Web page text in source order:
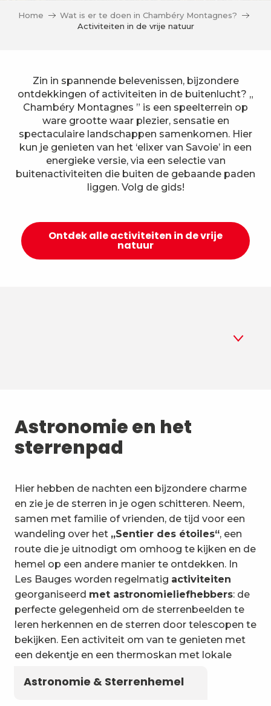
Home
Wat is er te doen in Chambéry Montagnes?
Activiteiten in de vrije natuur
Zin in spannende belevenissen, bijzondere
ontdekkingen of activiteiten in de buitenlucht? „
Chambéry Montagnes ” is een speelterrein op
ware grootte waar plezier, sensatie en
spectaculaire landschappen samenkomen. Hier
kun je genieten van het ‘elixer van Savoie’ in een
energieke versie, via een selectie van
buitenactiviteiten die buiten de gebaande paden
liggen. Volg de gids!
Ontdek alle activiteiten in de vrije
natuur
2 Zomerbiatlon
3 Luchtsporten
4 Bergsporten en natuur
5
Ongewone activiteiten en
voertuigen
6 Wateractiviteiten
Astronomie en het
sterrenpad
Hier hebben de nachten een bijzondere charme
en zie je de sterren in je ogen schitteren. Neem,
samen met familie of vrienden, de tijd voor een
wandeling over het „Sentier des étoiles“, een
route die je uitnodigt om omhoog te kijken en de
hemel op een andere manier te ontdekken. In
Les Bauges worden regelmatig activiteiten
georganiseerd met astronomieliefhebbers: de
perfecte gelegenheid om de sterrenbeelden te
leren herkennen en de sterren door telescopen te
bekijken. Een activiteit om van te genieten met
een dekentje en een thermoskan met lokale
Astronomie & Sterrenhemel